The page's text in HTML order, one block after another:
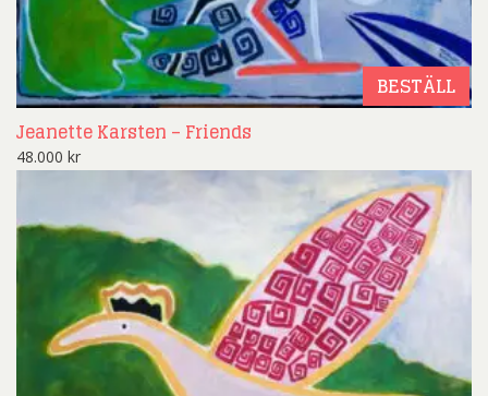
BESTÄLL
Jeanette Karsten – Friends
48.000 kr